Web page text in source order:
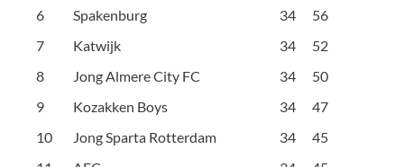
6
Spakenburg 34
56
7
Katwijk 34
52
8
Jong Almere City FC 34
50
9
Kozakken Boys 34
47
10
Jong Sparta Rotterdam 34
45